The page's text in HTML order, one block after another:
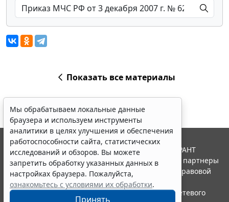
Показать все материалы
Мы обрабатываем локальные данные
браузера и используем инструменты
аналитики в целях улучшения и обеспечения
работоспособности сайта, статистических
исследований и обзоров. Вы можете
запретить обработку указанных данных в
настройках браузера. Пожалуйста,
ознакомьтесь с условиями их обработки.
Принять
© ООО "НПП "ГАРАНТ-СЕРВИС", 2026. Система ГАРАНТ
выпускается с 1990 года. Компания "Гарант" и ее партнеры
являются участниками Российской ассоциации правовой
информации ГАРАНТ.
Портал ГАРАНТ.РУ зарегистрирован в качестве сетевого